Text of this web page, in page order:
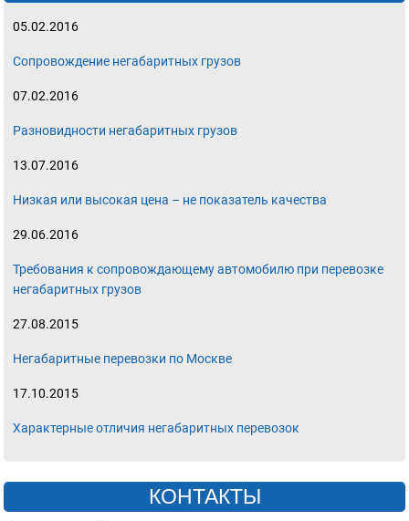
05.02.2016
Сопровождение негабаритных грузов
07.02.2016
Разновидности негабаритных грузов
13.07.2016
Низкая или высокая цена – не показатель качества
29.06.2016
Требования к сопровождающему автомобилю при перевозке
негабаритных грузов
27.08.2015
Негабаритные перевозки по Москве
17.10.2015
Характерные отличия негабаритных перевозок
КОНТАКТЫ